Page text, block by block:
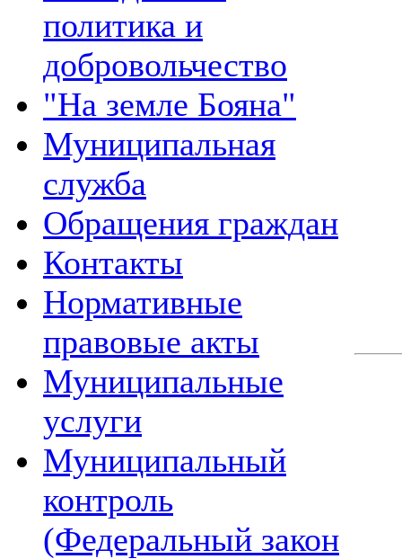
политика и
добровольчество
"На земле Бояна"
Муниципальная
служба
Обращения граждан
Контакты
Нормативные
правовые акты
Муниципальные
услуги
Муниципальный
контроль
(Федеральный закон